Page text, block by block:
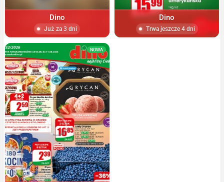
Dino
Już za 3 dni
Dino
Trwa jeszcze 4 dni
NOWA